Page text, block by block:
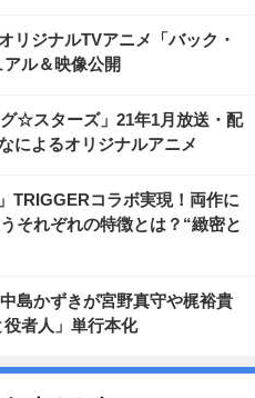
リジナルTVアニメ「バック・
ル＆映像公開
グ☆スターズ」21年1月放送・配
によるオリジナルアニメ
TRIGGERコラボ実現！両作に
それぞれの特徴とは？“緻密と
島かずきが宮野真守や梶裕貴
者人」単行本化